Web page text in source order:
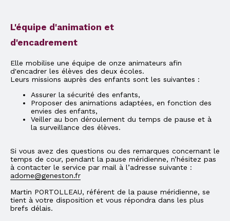
L'équipe d'animation et
d'encadrement
Elle mobilise une équipe de onze animateurs afin
d'encadrer les élèves des deux écoles.
Leurs missions auprès des enfants sont les suivantes :
Assurer la sécurité des enfants,
Proposer des animations adaptées, en fonction des
envies des enfants,
Veiller au bon déroulement du temps de pause et à
la surveillance des élèves.
Si vous avez des questions ou des remarques concernant le
temps de cour, pendant la pause méridienne, n’hésitez pas
à contacter le service par mail à l’adresse suivante :
adome@geneston.fr
Martin PORTOLLEAU, référent de la pause méridienne, se
tient à votre disposition et vous répondra dans les plus
brefs délais.